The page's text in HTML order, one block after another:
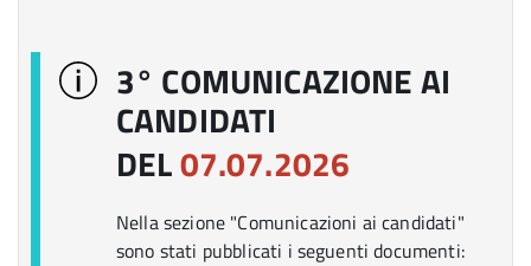
3° COMUNICAZIONE AI
CANDIDATI
DEL07.07.2026
Nella sezione "Comunicazioni ai candidati"
sono stati pubblicati i seguenti documenti: